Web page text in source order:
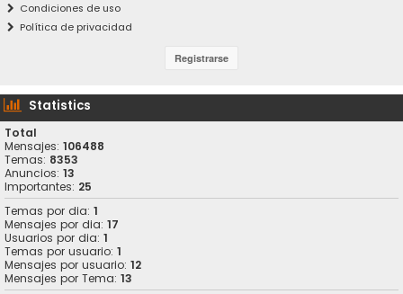
Condiciones de uso
Política de privacidad
Statistics
Total
Mensajes: 106488
Temas: 8353
Anuncios: 13
Importantes: 25
Temas por dia: 1
Mensajes por dia: 17
Usuarios por dia: 1
Temas por usuario: 1
Mensajes por usuario: 12
Mensajes por Tema: 13